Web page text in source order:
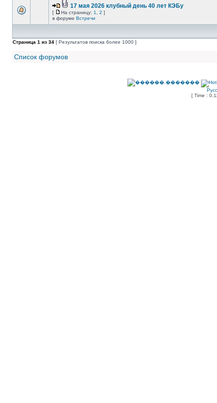
17 мая 2026 клубный день 40 лет КЭБу
[ На страницу: 1 2 ]
в форуме Встречи
Страница 1 из 34 [ Результатов поиска более 1000 ]
Список форумов
[ Time :